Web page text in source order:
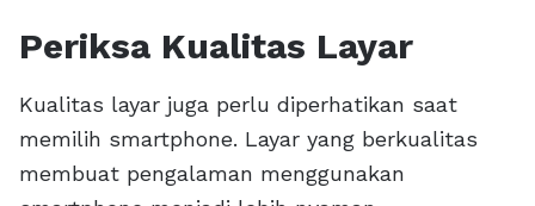
Periksa Kualitas Layar
Kualitas layar juga perlu diperhatikan saat
memilih smartphone. Layar yang berkualitas
membuat pengalaman menggunakan